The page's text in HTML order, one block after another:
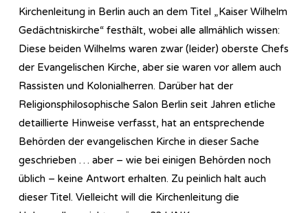
Kirchenleitung in Berlin auch an dem Titel „Kaiser Wilhelm
Gedächtniskirche“ festhält, wobei alle allmählich wissen:
Diese beiden Wilhelms waren zwar (leider) oberste Chefs
der Evangelischen Kirche, aber sie waren vor allem auch
Rassisten und Kolonialherren. Darüber hat der
Religionsphilosophische Salon Berlin seit Jahren etliche
detaillierte Hinweise verfasst, hat an entsprechende
Behörden der evangelischen Kirche in dieser Sache
geschrieben … aber – wie bei einigen Behörden noch
üblich – keine Antwort erhalten. Zu peinlich halt auch
dieser Titel. Vielleicht will die Kirchenleitung die